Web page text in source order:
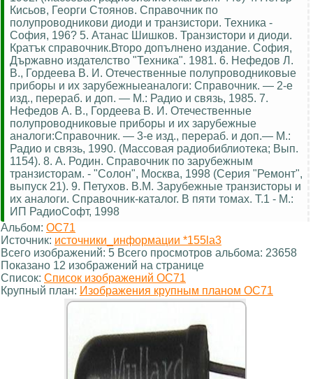
Кисьов, Георги Стоянов. Справочник по
полупроводникови диоди и транзистори. Техника -
София, 196? 5. Атанас Шишков. Транзистори и диоди.
Кратък справочник.Второ допълнено издание. София,
Държавно издателство "Техника". 1981. 6. Нефедов Л.
В., Гордеева В. И. Отечественные полупроводниковые
приборы и их зарубежныеаналоги: Справочник. — 2-е
изд., перераб. и доп. — М.: Радио и связь, 1985. 7.
Нефедов А. В., Гордеева В. И. Отечественные
полупроводниковые приборы и их зарубежные
аналоги:Справочник. — 3-е изд., перераб. и доп.— М.:
Радио и связь, 1990. (Массовая радиобиблиотека; Вып.
1154). 8. А. Родин. Справочник по зарубежным
транзисторам. - "Солон", Москва, 1998 (Серия "Ремонт",
выпуск 21). 9. Петухов. В.М. Зарубежные транзисторы и
их аналоги. Справочник-каталог. В пяти томах. Т.1 - М.:
ИП РадиоСофт, 1998
Альбом: OC71
Источник: источники_информации *155la3
Всего изображений: 5 Всего просмотров альбома: 23658
Показано 12 изображений на странице
Список: Список изображений OC71
Крупный план: Изображения крупным планом OC71